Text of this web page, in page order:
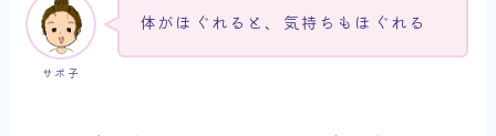
サボ子
体がほぐれると、気持ちもほぐれる